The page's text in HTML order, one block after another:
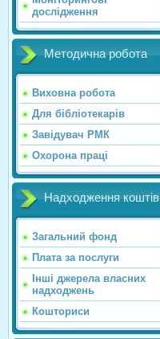
дослідження
Методична робота
Виховна робота
Для бібліотекарів
Завідувач РМК
Охорона праці
Надходження коштів
Загальний фонд
Плата за послуги
Інші джерела власних
надходжень
Кошториси